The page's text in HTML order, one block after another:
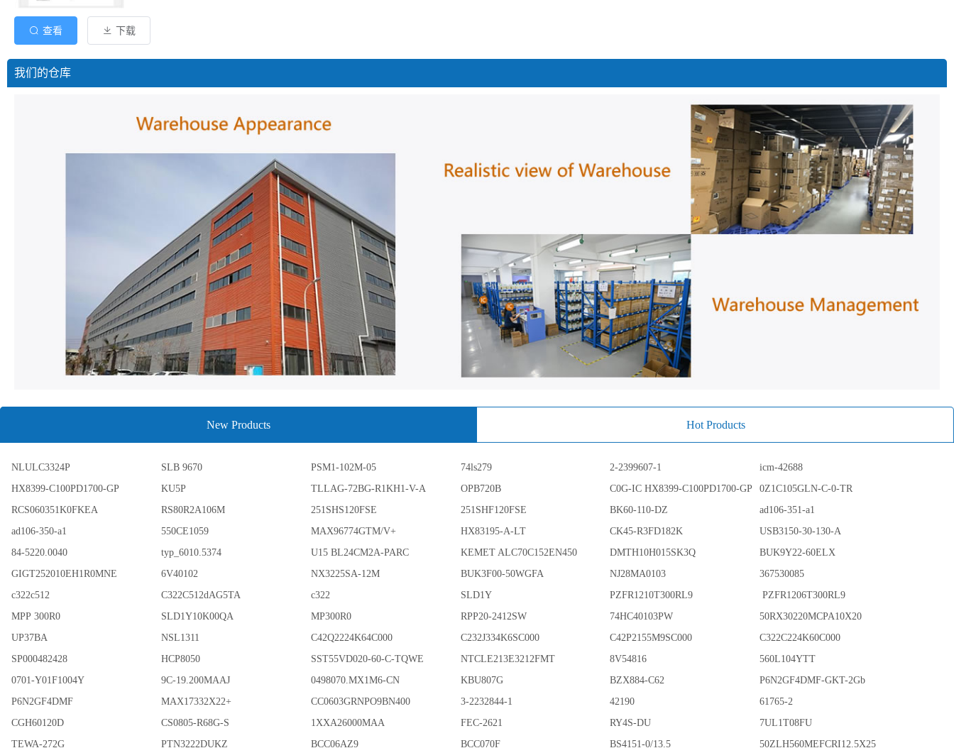
查看 下载
我们的仓库
New Products Hot Products
NLULC3324P SLB 9670 PSM1-102M-05 74ls279 2-2399607-1
icm-42688
HX8399-C100PD1700-GP
KU5P TLLAG-72BG-R1KH1-V-A OPB720B C0G-IC HX8399-C100PD1700-GP
0Z1C105GLN-C-0-TR
RCS060351K0FKEA
RS80R2A106M 251SHS120FSE 251SHF120FSE BK60-110-DZ
ad106-351-a1
ad106-350-a1
550CE1059 MAX96774GTM/V+ HX83195-A-LT CK45-R3FD182K
USB3150-30-130-A
84-5220.0040
typ_6010.5374 U15 BL24CM2A-PARC KEMET ALC70C152EN450 DMTH10H015SK3Q
BUK9Y22-60ELX
GIGT252010EH1R0MNE
6V40102 NX3225SA-12M BUK3F00-50WGFA NJ28MA0103
367530085
c322c512
C322C512dAG5TA c322 SLD1Y PZFR1210T300RL9
PZFR1206T300RL9
MPP 300R0
SLD1Y10K00QA MP300R0 RPP20-2412SW 74HC40103PW
50RX30220MCPA10X20
UP37BA
NSL1311 C42Q2224K64C000 C232J334K6SC000 C42P2155M9SC000
C322C224K60C000
SP000482428
HCP8050 SST55VD020-60-C-TQWE NTCLE213E3212FMT 8V54816
560L104YTT
0701-Y01F1004Y
9C-19.200MAAJ 0498070.MX1M6-CN KBU807G BZX884-C62
P6N2GF4DMF-GKT-2Gb
P6N2GF4DMF
MAX17332X22+ CC0603GRNPO9BN400 3-2232844-1 42190
61765-2
CGH60120D
CS0805-R68G-S 1XXA26000MAA FEC-2621 RY4S-DU
7UL1T08FU
TEWA-272G
PTN3222DUKZ BCC06AZ9 BCC070F BS4151-0/13.5 50ZLH560MEFCRI12.5X25